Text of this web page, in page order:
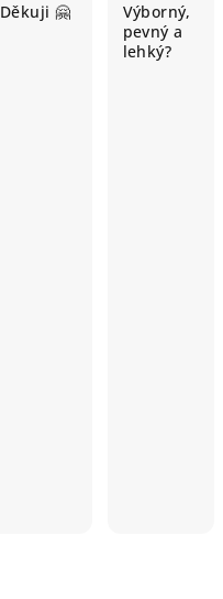
Děkuji 🤗
Výborný,
pevný a
lehký?